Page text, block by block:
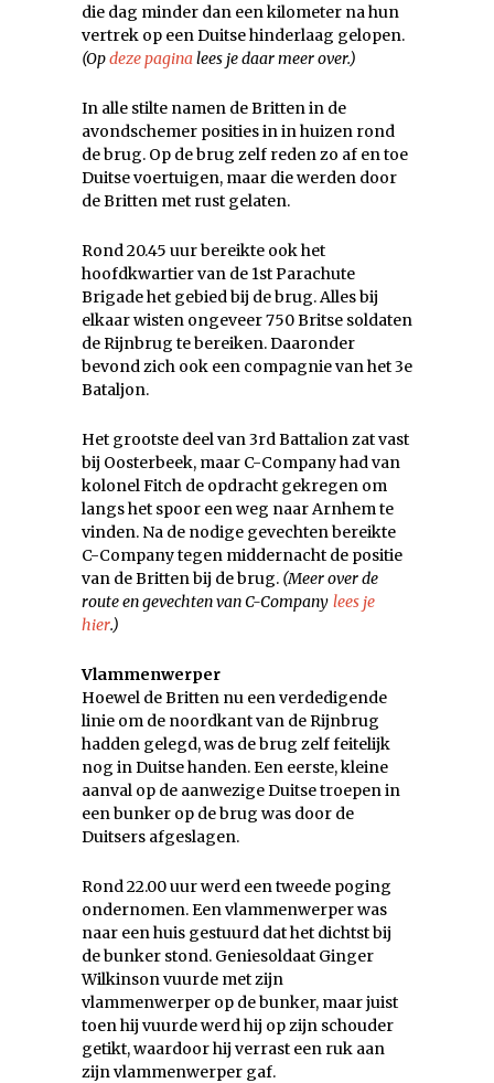
die dag minder dan een kilometer na hun
vertrek op een Duitse hinderlaag gelopen.
(Opdeze paginalees je daar meer over.)
In alle stilte namen de Britten in de
avondschemer posities in in huizen rond
de brug. Op de brug zelf reden zo af en toe
Duitse voertuigen, maar die werden door
de Britten met rust gelaten.
Rond 20.45 uur bereikte ook het
hoofdkwartier van de 1st Parachute
Brigade het gebied bij de brug. Alles bij
elkaar wisten ongeveer 750 Britse soldaten
de Rijnbrug te bereiken. Daaronder
bevond zich ook een compagnie van het 3e
Bataljon.
Het grootste deel van 3rd Battalion zat vast
bij Oosterbeek, maar C-Company had van
kolonel Fitch de opdracht gekregen om
langs het spoor een weg naar Arnhem te
vinden. Na de nodige gevechten bereikte
C-Company tegen middernacht de positie
van de Britten bij de brug. (Meer over de
route en gevechten van C-Company lees je
hier.)
Vlammenwerper
Hoewel de Britten nu een verdedigende
linie om de noordkant van de Rijnbrug
hadden gelegd, was de brug zelf feitelijk
nog in Duitse handen. Een eerste, kleine
aanval op de aanwezige Duitse troepen in
een bunker op de brug was door de
Duitsers afgeslagen.
Rond 22.00 uur werd een tweede poging
ondernomen. Een vlammenwerper was
naar een huis gestuurd dat het dichtst bij
de bunker stond. Geniesoldaat Ginger
Wilkinson vuurde met zijn
vlammenwerper op de bunker, maar juist
toen hij vuurde werd hij op zijn schouder
getikt, waardoor hij verrast een ruk aan
zijn vlammenwerper gaf.